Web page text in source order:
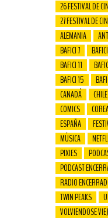
26 FESTIVAL DE
27 FESTIVAL DE
ALEMANIA
BAFICI 7
BAFICI 11
BAFICI 15
CANADÁ
CHILE
COMICS
ESPAÑA
MÚSICA
PIXIES
PODCAST
RADIO
TWIN PEAKS
VOLVIENDOSE